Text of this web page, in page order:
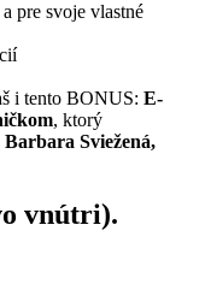
a pre svoje vlastné
i tento BONUS: E-
, ktorý
Sviežená,
vnútri).